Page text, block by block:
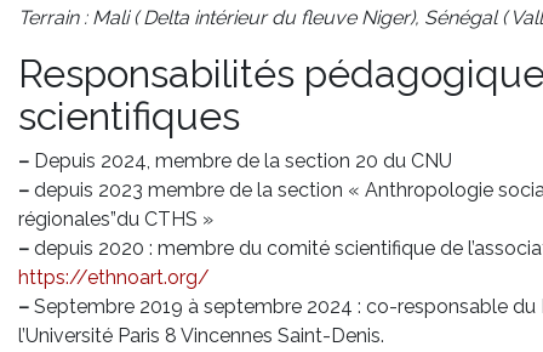
Terrain : Mali ( Delta intérieur du fleuve Niger), Sénégal (
Responsabilités
scientifiques
– Depuis 2024, membre de la section 20 du CNU
– depuis 2023 membre de la section « Anthropologie
régionales”du CTHS »
– depuis 2020 : membre du comité scientifique de
https://ethnoart.org/
– Septembre 2019 à septembre 2024 : co-responsable
l’Université Paris 8 Vincennes Saint-Denis.